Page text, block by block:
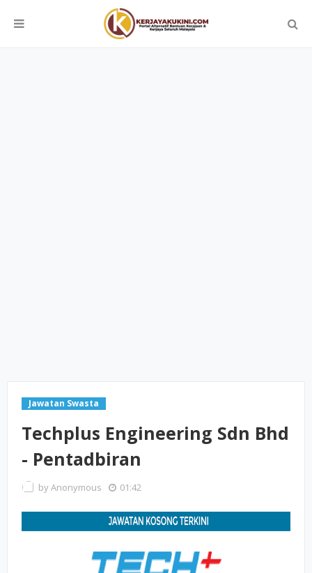
Jawatan Swasta
Techplus Engineering Sdn Bhd
- Pentadbiran
byAnonymous 01:42